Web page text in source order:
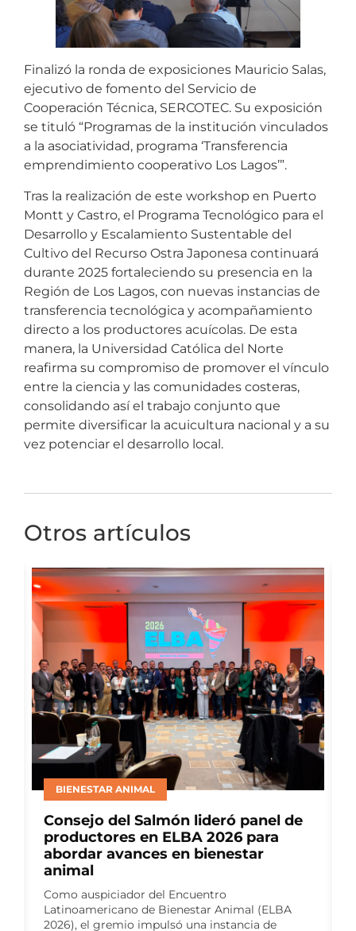
Finalizó la ronda de exposiciones Mauricio Salas,
ejecutivo de fomento del Servicio de
Cooperación Técnica, SERCOTEC. Su exposición
se tituló “Programas de la institución vinculados
a la asociatividad, programa ‘Transferencia
emprendimiento cooperativo Los Lagos’”.
Tras la realización de este workshop en Puerto
Montt y Castro, el Programa Tecnológico para el
Desarrollo y Escalamiento Sustentable del
Cultivo del Recurso Ostra Japonesa continuará
durante 2025 fortaleciendo su presencia en la
Región de Los Lagos, con nuevas instancias de
transferencia tecnológica y acompañamiento
directo a los productores acuícolas. De esta
manera, la Universidad Católica del Norte
reafirma su compromiso de promover el vínculo
entre la ciencia y las comunidades costeras,
consolidando así el trabajo conjunto que
permite diversificar la acuicultura nacional y a su
vez potenciar el desarrollo local.
Otros artículos
BIENESTAR ANIMAL
Consejo del Salmón lideró panel de
productores en ELBA 2026 para
abordar avances en bienestar
animal
Como auspiciador del Encuentro
Latinoamericano de Bienestar Animal (ELBA
2026), el gremio impulsó una instancia de